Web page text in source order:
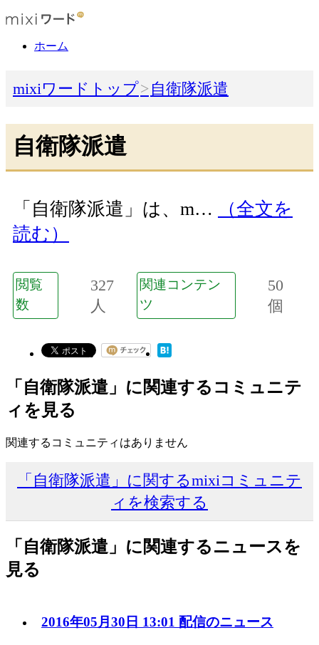
ホーム
mixiワードトップ 自衛隊派遣
自衛隊派遣
「自衛隊派遣」は、m…
（全文を
読む）
閲覧
数
327
人
関連コンテン
ツ
50
個
「自衛隊派遣」に関連するコミュニテ
ィを見る
関連するコミュニティはありません
「自衛隊派遣」に関するmixiコミュニテ
ィを検索する
「自衛隊派遣」に関連するニュースを
見る
2016年05月30日 13:01 配信のニュース